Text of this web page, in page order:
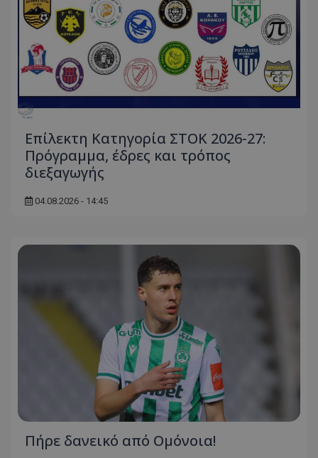
Επίλεκτη Κατηγορία ΣΤΟΚ 2026-27:
Πρόγραμμα, έδρες και τρόπος
διεξαγωγής
04.08.2026 - 14:45
Πήρε δανεικό από Ομόνοια!